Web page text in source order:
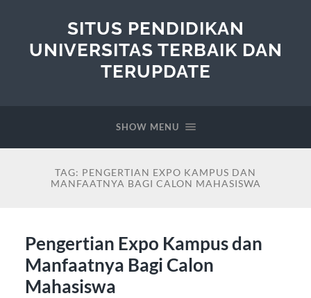
SITUS PENDIDIKAN
UNIVERSITAS TERBAIK DAN
TERUPDATE
SHOW MENU
TAG: PENGERTIAN EXPO KAMPUS DAN
MANFAATNYA BAGI CALON MAHASISWA
Pengertian Expo Kampus dan
Manfaatnya Bagi Calon
Mahasiswa